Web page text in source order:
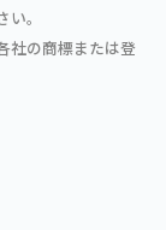
。
社の商標または登